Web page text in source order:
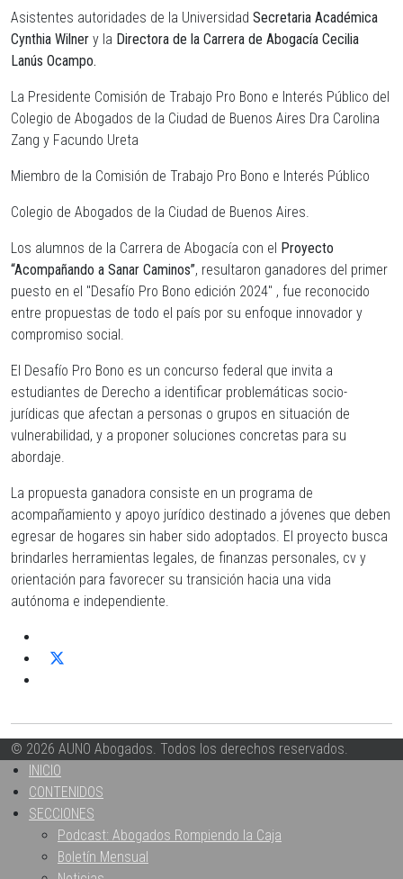
Asistentes autoridades de la Universidad Secretaria Académica
Cynthia Wilner y la Directora de la Carrera de Abogacía Cecilia
Lanús Ocampo.
La Presidente Comisión de Trabajo Pro Bono e Interés Público del
Colegio de Abogados de la Ciudad de Buenos Aires Dra Carolina
Zang y Facundo Ureta
Miembro de la Comisión de Trabajo Pro Bono e Interés Público
Colegio de Abogados de la Ciudad de Buenos Aires.
Los alumnos de la Carrera de Abogacía con el Proyecto
“Acompañando a Sanar Caminos”, resultaron ganadores del primer
puesto en el "Desafío Pro Bono edición 2024" , fue reconocido
entre propuestas de todo el país por su enfoque innovador y
compromiso social.
El Desafío Pro Bono es un concurso federal que invita a
estudiantes de Derecho a identificar problemáticas socio-
jurídicas que afectan a personas o grupos en situación de
vulnerabilidad, y a proponer soluciones concretas para su
abordaje.
La propuesta ganadora consiste en un programa de
acompañamiento y apoyo jurídico destinado a jóvenes que deben
egresar de hogares sin haber sido adoptados. El proyecto busca
brindarles herramientas legales, de finanzas personales, cv y
orientación para favorecer su transición hacia una vida
autónoma e independiente.
© 2026 AUNO Abogados. Todos los derechos reservados.
INICIO
CONTENIDOS
SECCIONES
Podcast: Abogados Rompiendo la Caja
Boletín Mensual